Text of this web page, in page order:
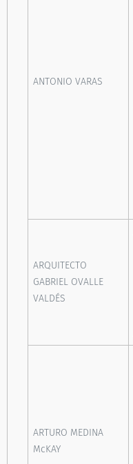
ANTONIO VARAS
ARQUITECTO
GABRIEL OVALLE
VALDÉS
ARTURO MEDINA
McKAY